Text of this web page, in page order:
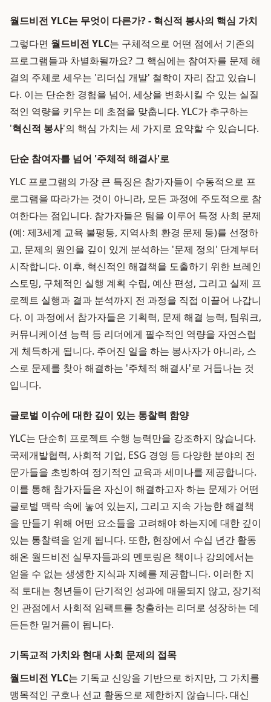
월드비전 YLC는 무엇이 다른가? - 혁신적 봉사의 핵심 가치
그렇다면 월드비전 YLC는 구체적으로 어떤 점에서 기존의
프로그램들과 차별화될까요? 그 핵심에는 참여자를 문제 해
결의 주체로 세우는 '리더십 개발' 철학이 자리 잡고 있습니
다. 이는 단순한 경험을 넘어, 세상을 변화시킬 수 있는 실질
적인 역량을 키우는 데 초점을 맞춥니다. YLC가 추구하는
'혁신적 봉사'의 핵심 가치는 세 가지로 요약할 수 있습니다.
단순 참여자를 넘어 '주체적 해결사'로
YLC 프로그램의 가장 큰 특징은 참가자들이 수동적으로 프
로그램을 따라가는 것이 아니라, 모든 과정에 주도적으로 참
여한다는 점입니다. 참가자들은 팀을 이루어 특정 사회 문제
(예: 제3세계 교육 불평등, 지역사회 환경 문제 등)를 선정하
고, 문제의 원인을 깊이 있게 분석하는 '문제 정의' 단계부터
시작합니다. 이후, 혁신적인 해결책을 도출하기 위한 브레인
스토밍, 구체적인 실행 계획 수립, 예산 편성, 그리고 실제 프
로젝트 실행과 결과 분석까지 전 과정을 직접 이끌어 나갑니
다. 이 과정에서 참가자들은 기획력, 문제 해결 능력, 팀워크,
커뮤니케이션 능력 등 리더에게 필수적인 역량을 자연스럽
게 체득하게 됩니다. 주어진 일을 하는 봉사자가 아니라, 스
스로 문제를 찾아 해결하는 '주체적 해결사'로 거듭나는 것
입니다.
글로벌 이슈에 대한 깊이 있는 통찰력 함양
YLC는 단순히 프로젝트 수행 능력만을 강조하지 않습니다.
국제개발협력, 사회적 기업, ESG 경영 등 다양한 분야의 전
문가들을 초빙하여 정기적인 교육과 세미나를 제공합니다.
이를 통해 참가자들은 자신이 해결하고자 하는 문제가 어떤
글로벌 맥락 속에 놓여 있는지, 그리고 지속 가능한 해결책
을 만들기 위해 어떤 요소들을 고려해야 하는지에 대한 깊이
있는 통찰력을 얻게 됩니다. 또한, 현장에서 수십 년간 활동
해온 월드비전 실무자들과의 멘토링은 책이나 강의에서는
얻을 수 없는 생생한 지식과 지혜를 제공합니다. 이러한 지
적 토대는 청년들이 단기적인 성과에 매몰되지 않고, 장기적
인 관점에서 사회적 임팩트를 창출하는 리더로 성장하는 데
든든한 밑거름이 됩니다.
기독교적 가치와 현대 사회 문제의 접목
월드비전 YLC는 기독교 신앙을 기반으로 하지만, 그 가치를
맹목적인 구호나 선교 활동으로 제한하지 않습니다. 대신